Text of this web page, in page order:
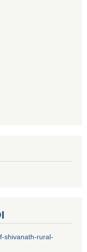
shivanath-rural-